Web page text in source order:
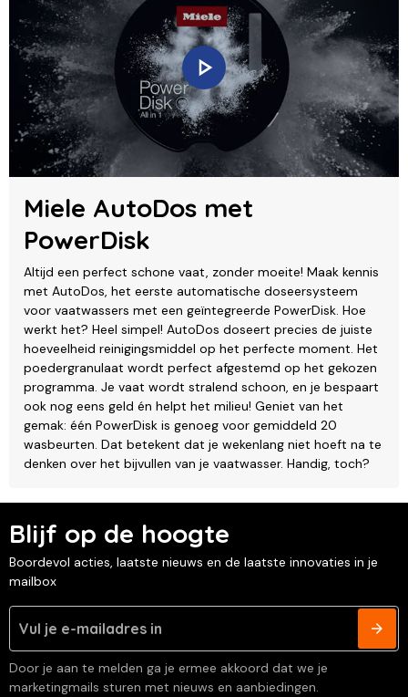
Miele AutoDos met
PowerDisk
Altijd een perfect schone vaat, zonder moeite! Maak kennis
met AutoDos, het eerste automatische doseersysteem
voor vaatwassers met een geïntegreerde PowerDisk. Hoe
werkt het? Heel simpel! AutoDos doseert precies de juiste
hoeveelheid reinigingsmiddel op het perfecte moment. Het
poedergranulaat wordt perfect afgestemd op het gekozen
programma. Je vaat wordt stralend schoon, en je bespaart
ook nog eens geld én helpt het milieu! Geniet van het
gemak: één PowerDisk is genoeg voor gemiddeld 20
wasbeurten. Dat betekent dat je wekenlang niet hoeft na te
denken over het bijvullen van je vaatwasser. Handig, toch?
Blijf op de hoogte
Boordevol acties, laatste nieuws en de laatste innovaties in je
mailbox
Door je aan te melden ga je ermee akkoord dat we je
marketingmails sturen met nieuws en aanbiedingen.